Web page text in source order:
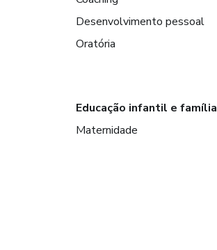
Desenvolvimento pessoal
Oratória
Educação infantil e família
Maternidade